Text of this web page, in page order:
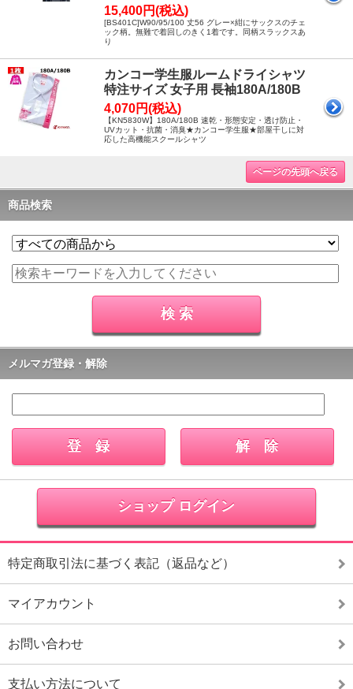
15,400円(税込)
[BS401C]W90/95/100 丈56 グレー×紺にサックスのチェ
ック柄。無難で着回しのきく1着です。同柄スラックスあ
り
カンコー学生服ルームドライシャツ
特注サイズ 女子用 長袖180A/180B
4,070円(税込)
【KN5830W】180A/180B 速乾・形態安定・透け防止・
UVカット・抗菌・消臭★カンコー学生服★部屋干しに対
応した高機能スクールシャツ
ページの先頭へ戻る
商品検索
メルマガ登録・解除
ショップ ログイン
特定商取引法に基づく表記（返品など）
マイアカウント
お問い合わせ
支払い方法について